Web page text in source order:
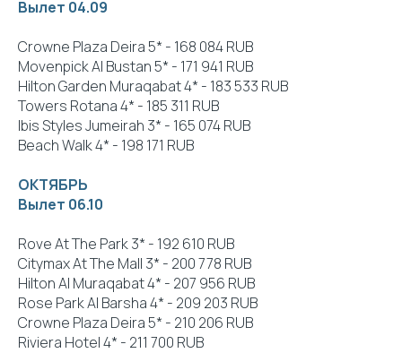
Вылет 04.09
Crowne Plaza Deira 5* - 168 084 RUB
Movenpick Al Bustan 5* - 171 941 RUB
Hilton Garden Muraqabat 4* - 183 533 RUB
Towers Rotana 4* - 185 311 RUB
Ibis Styles Jumeirah 3* - 165 074 RUB
Beach Walk 4* - 198 171 RUB
ОКТЯБРЬ
Вылет 06.10
Rove At The Park 3* - 192 610 RUB
Citymax At The Mall 3* - 200 778 RUB
Hilton Al Muraqabat 4* - 207 956 RUB
Rose Park Al Barsha 4* - 209 203 RUB
Crowne Plaza Deira 5* - 210 206 RUB
Riviera Hotel 4* - 211 700 RUB